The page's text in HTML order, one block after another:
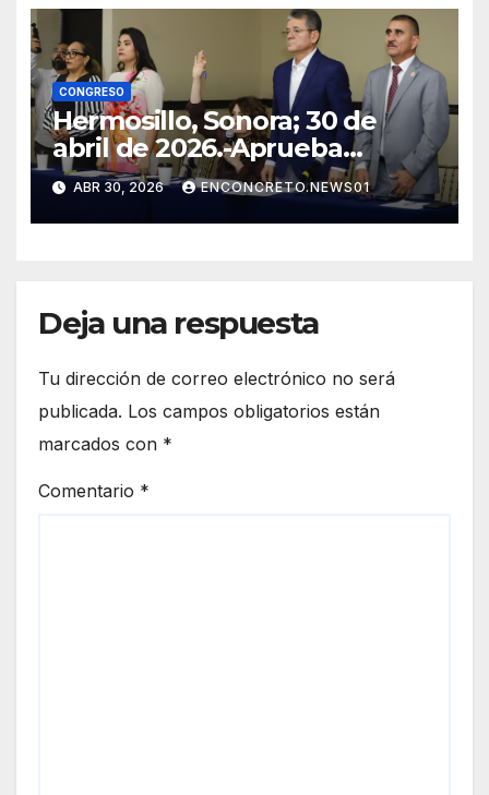
CONGRESO
Hermosillo, Sonora; 30 de
abril de 2026.-Aprueba
Congreso de Sonora ley para
personas migrantes, atiende
amparo y concluye periodo
ABR 30, 2026 ENCONCRETO.NEWS01
Deja una respuesta
Tu dirección de correo electrónico no será
publicada. Los campos obligatorios están
marcados con *
Comentario *